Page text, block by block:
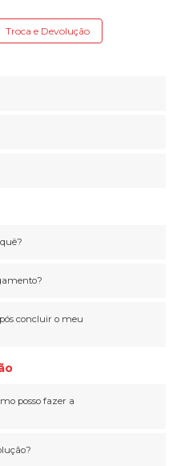
Troca e Devolução
concluir o meu
posso fazer a